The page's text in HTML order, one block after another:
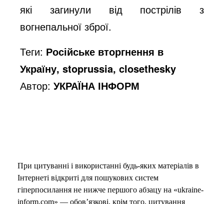
які загинули від пострілів з
вогнепальної зброї.
Теги: Російське вторгнення в
Україну, stoprussia, closethesky
Автор:УКРАЇНА ІНФОРМ
При цитуванні і використанні будь-яких матеріалів в
Інтернеті відкриті для пошукових систем
гіперпосилання не нижче першого абзацу на «ukraine-
inform.com» — обов’язкові, крім того, цитування